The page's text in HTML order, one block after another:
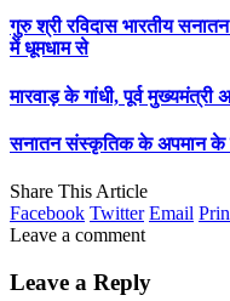
गुरु श्री रविदास भारतीय
में धूमधाम से
मारवाड़ के गांधी, पूर्व
सनातन संस्कृतिक के अपमान के
Share This Article
Facebook Twitter Email
Leave a comment
Leave a Reply